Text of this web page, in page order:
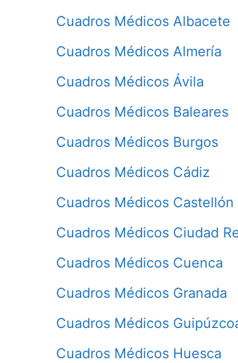
Cuadros Médicos Albacete
Cuadros Médicos Almería
Cuadros Médicos Ávila
Cuadros Médicos Baleares
Cuadros Médicos Burgos
Cuadros Médicos Cádiz
Cuadros Médicos Castellón
Cuadros Médicos Ciudad
Cuadros Médicos Cuenca
Cuadros Médicos Granada
Cuadros Médicos
Cuadros Médicos Huesca